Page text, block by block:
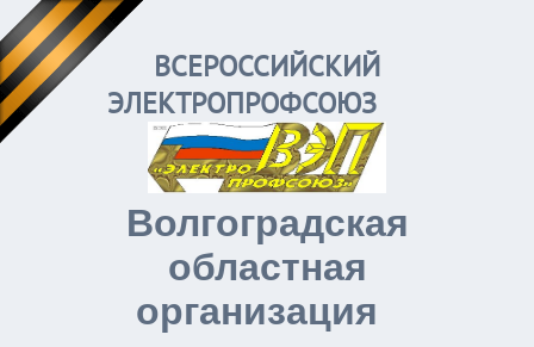
ВСЕРОССИЙСКИЙ
ЭЛЕКТРОПРОФСОЮЗ
Волгоградская
областная
организация